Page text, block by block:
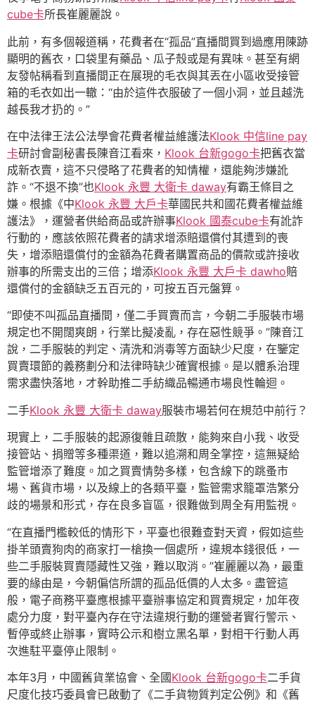
cube卡所長崔麗麗說。
此前，有多個報道稱，花費者在“孤品”直播間買到過應用陳跡
顯明的舊衣，口袋里有藥品、瓜子殼或是有異味。甚至有網
友發帖稱看到直播間正在展現的毛衣與其丟在小區收受接管
箱的毛衣如出一轍：“由於這件衣服破了一個小洞，並且越洗
越長我才扔的。”
在中法律王法公法學會花費者權益維護法Klook 中信line pay
卡研討會副秘書長陳音江看來， Klook 台新gogo卡把舊衣當
成新衣賣，這不只侵略了花費者的知情權，還能夠涉嫌訛
詐。“不退不換”也Klook 永豐 大衛卡 daway有霸王條目之
嫌。根據《中Klook 永豐 大戶卡華國民共和國花費者權益維
護法》，運營者供給商品或許辦事Klook 國泰cube卡有訛詐
行動的，應該依照花費者的請求增添賠還償付其遭到的喪
失，增添賠還償付的金額為花費者購置商品的價款或許接收
辦事的所需支出的三倍；增添Klook 永豐 大戶卡 dawho賠
還償付的金額缺乏五百元的，可按五百元盤算。
“即使不叫孤品直播間，僅二手買賣而言，今朝二手服裝市場
規定也不開闊爽朗，行業比擬凌亂，存在惡性競爭。”陳音江
說，二手服裝的判定、清洗和消毒等方面缺少尺度，在鑒定
買賣環節的義務劃分和法律時缺少確實根據。是以體系治理
需求盡快落地，才幹助推二手紡織品暢通市場良性輪迴。
二手Klook 永豐 大衛卡 daway服裝市場若何在規范中前行？
現實上，二手服裝的起源復雜且疏散，能夠來自小我、收受
接管站、捐贈等多種渠道，難以追溯和周全掌控，這無疑給
監管增添了難度。加之買賣情勢多樣，包含線下的跳蚤市
場、舊貨市場，以及線上的各類平臺，監管需求籠罩浩繁分
歧的場景和形式，存在良多盲區，很難做到周全有用監視。
“在直播門檻較低的情形下，平臺也很難查對天資，假如這些
掛羊頭賣狗肉的商家打一槍換一個處所，違規本錢很低，一
些二手服裝買賣隱藏性又強，難以取消。”崔麗麗以為，最重
要的緣由是，今朝偏信所謂的孤品低價的人太多。盡管這
般，電子商務平臺應根據平臺辦事協定和買賣規定，加年夜
處分力度，對平臺內存在守法違規行動的運營者實行警示、
暫停或終止辦事，實時公示和樹立黑名單，對相干行動人再
次進駐平臺停止限制。
本年3月，中國舊貨業協會、全國Klook 台新gogo卡二手貨
尺度化技巧委員會已啟動了《二手貨物質判定公例》和《舊